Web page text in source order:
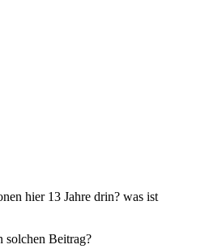
hier 13 Jahre drin? was ist
solchen Beitrag?